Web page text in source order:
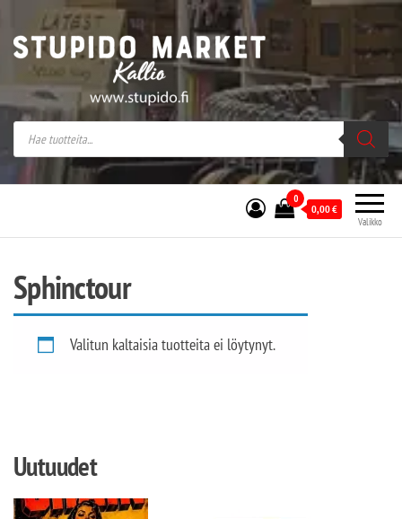
Stupido Market – verkossa ja kivijalassa
Stupido Market on vaihtoehtomusaan
erikoistunut verkko- sekä
kivijalkakauppa Helsingissä Kallion
sydämessä.
Valikko
0
0,00€
Sphinctour
Valitun kaltaisia tuotteita ei löytynyt.
Uutuudet